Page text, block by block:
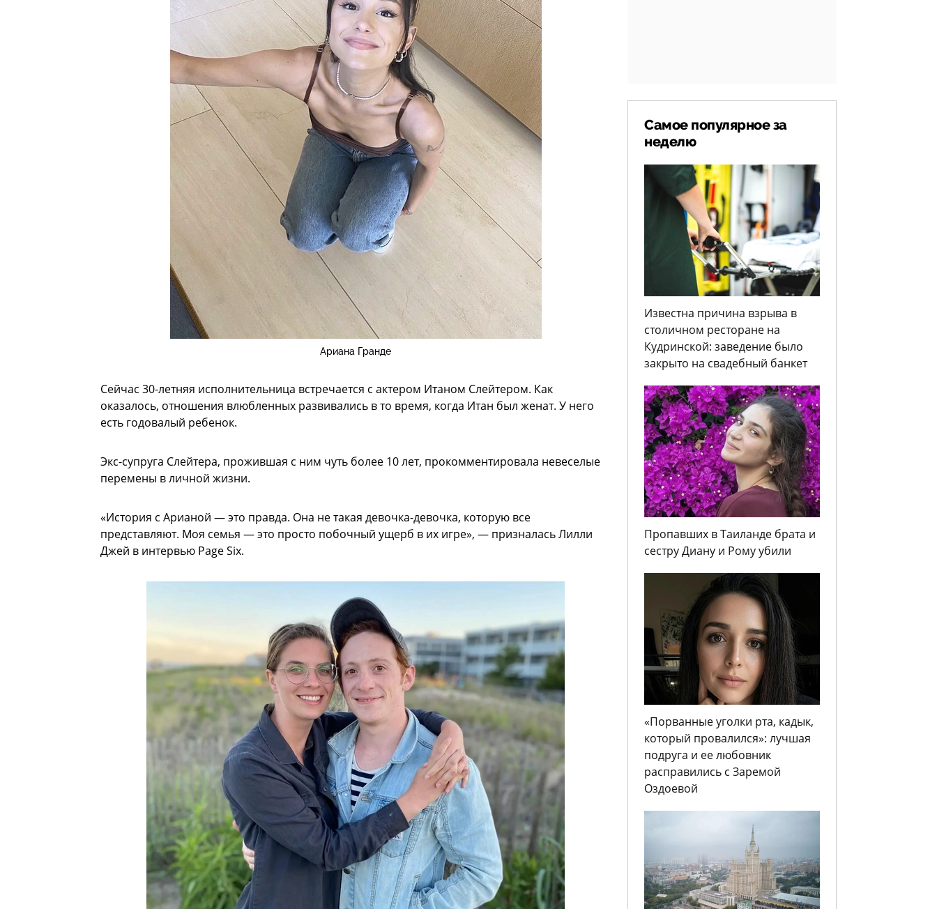
Ариана Гранде
Сейчас 30-летняя исполнительница встречается с актером Итаном Слейтером. Как
оказалось, отношения влюбленных развивались в то время, когда Итан был женат. У него
есть годовалый ребенок.
Экс-супруга Слейтера, прожившая с ним чуть более 10 лет, прокомментировала невеселые
перемены в личной жизни.
«История с Арианой — это правда. Она не такая девочка-девочка, которую все
представляют. Моя семья — это просто побочный ущерб в их игре», — призналась Лилли
Джей в интервью Page Six.
Самое популярное за
неделю
Известна причина взрыва в
столичном ресторане на
Кудринской: заведение было
закрыто на свадебный банкет
Пропавших в Таиланде брата и
сестру Диану и Рому убили
«Порванные уголки рта, кадык,
который провалился»: лучшая
подруга и ее любовник
расправились с Заремой
Оздоевой